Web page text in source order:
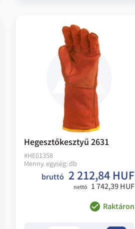
Hegesztőkesztyű 2631
#HE01358
Menny. egység:db
bruttó 2 212,84 HUF
nettó 1 742,39 HUF
Raktáron